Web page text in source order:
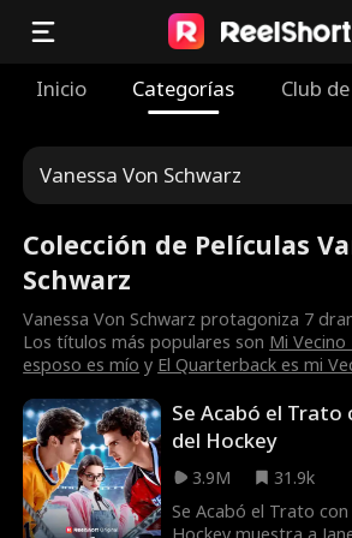
Inicio Categorías Club
Vanessa Von Schwarz
Colección de Películas
Schwarz
Vanessa Von Schwarz protagoniza 7
Los títulos más populares son Mi Vecino
esposo es mío y El Quarterback es mi
Se Acabó el
del Hockey
3.9M
31.9k
Se Acabó el Trato